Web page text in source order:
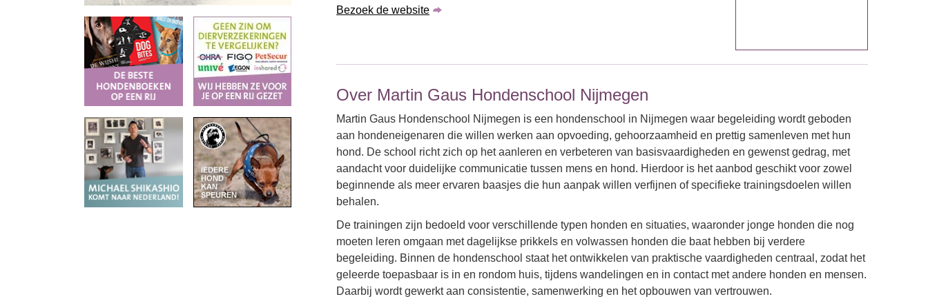
Bezoek de website
Over Martin Gaus Hondenschool Nijmegen
Martin Gaus Hondenschool Nijmegen is een hondenschool in Nijmegen waar begeleiding wordt geboden
aan hondeneigenaren die willen werken aan opvoeding, gehoorzaamheid en prettig samenleven met hun
hond. De school richt zich op het aanleren en verbeteren van basisvaardigheden en gewenst gedrag, met
aandacht voor duidelijke communicatie tussen mens en hond. Hierdoor is het aanbod geschikt voor zowel
beginnende als meer ervaren baasjes die hun aanpak willen verfijnen of specifieke trainingsdoelen willen
behalen.
De trainingen zijn bedoeld voor verschillende typen honden en situaties, waaronder jonge honden die nog
moeten leren omgaan met dagelijkse prikkels en volwassen honden die baat hebben bij verdere
begeleiding. Binnen de hondenschool staat het ontwikkelen van praktische vaardigheden centraal, zodat het
geleerde toepasbaar is in en rondom huis, tijdens wandelingen en in contact met andere honden en mensen.
Daarbij wordt gewerkt aan consistentie, samenwerking en het opbouwen van vertrouwen.